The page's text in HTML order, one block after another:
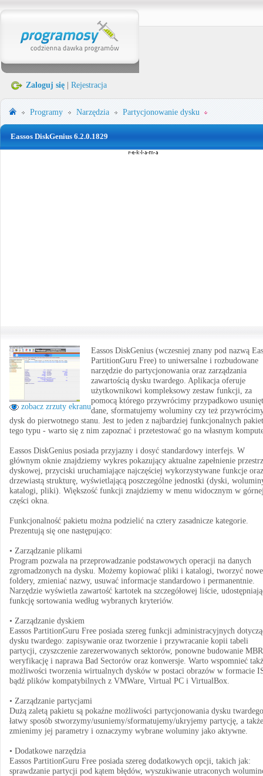
Zaloguj się Rejestracja
Programy Narzędzia Partycjonowanie dysku
Eassos DiskGenius 6.2.0.1829
zobacz zrzuty ekranu
Eassos DiskGenius (wczesniej znany pod nazwą
PartitionGuru Free) to uniwersalne i rozbudowane
narzędzie do partycjonowania oraz zarządzania
zawartością dysku twardego. Aplikacja oferuje
użytkownikowi kompleksowy zestaw funkcji, za
pomocą którego przywrócimy przypadkowo
dane, sformatujemy woluminy czy też
dysk do pierwotnego stanu. Jest to jeden z najbardziej funkcjonalnych
tego typu - warto się z nim zapoznać i przetestować go na własnym
Eassos DiskGenius posiada przyjazny i dosyć standardowy interfejs. W
głównym oknie znajdziemy wykres pokazujący aktualne zapełnienie
dyskowej, przyciski uruchamiające najczęściej wykorzystywane funkcje oraz
drzewiastą strukturę, wyświetlającą poszczególne jednostki (dyski,
katalogi, pliki). Większość funkcji znajdziemy w menu widocznym w
części okna.
Funkcjonalność pakietu można podzielić na cztery zasadnicze kategorie.
Prezentują się one następująco:
• Zarządzanie plikami
Program pozwala na przeprowadzanie podstawowych operacji na danych
zgromadzonych na dysku. Możemy kopiować pliki i katalogi, tworzyć nowe
foldery, zmieniać nazwy, usuwać informacje standardowo i permanentnie.
Narzędzie wyświetla zawartość kartotek na szczegółowej liście,
funkcję sortowania według wybranych kryteriów.
• Zarządzanie dyskiem
Eassos PartitionGuru Free posiada szereg funkcji administracyjnych
dysku twardego: zapisywanie oraz tworzenie i przywracanie kopii tabeli
partycji, czyszczenie zarezerwowanych sektorów, ponowne budowanie
weryfikację i naprawa Bad Sectorów oraz konwersje. Warto wspomnieć
możliwości tworzenia wirtualnych dysków w postaci obrazów w formacie
bądź plików kompatybilnych z VMWare, Virtual PC i VirtualBox.
• Zarządzanie partycjami
Dużą zaletą pakietu są pokaźne możliwości partycjonowania dysku
łatwy sposób stworzymy/usuniemy/sformatujemy/ukryjemy partycję, a także
zmienimy jej parametry i oznaczymy wybrane woluminy jako aktywne.
• Dodatkowe narzędzia
Eassos PartitionGuru Free posiada szereg dodatkowych opcji, takich jak:
sprawdzanie partycji pod kątem błędów, wyszukiwanie utraconych